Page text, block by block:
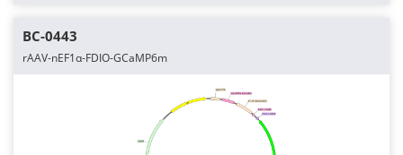
BC-0443
rAAV-nEF1α-FDIO-GCaMP6m